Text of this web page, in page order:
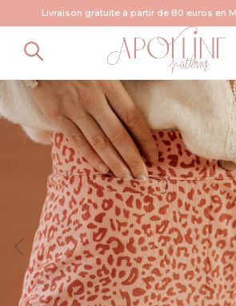
Livraison gratuite à partir de 80 euros en